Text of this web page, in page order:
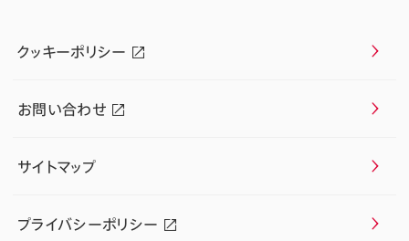
クッキーポリシー
お問い合わせ
サイトマップ
プライバシーポリシー